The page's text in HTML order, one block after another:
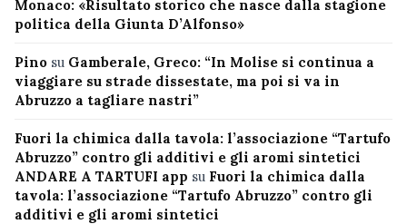
Monaco: «Risultato storico che nasce dalla stagione
politica della Giunta D’Alfonso»
Pino su Gamberale, Greco: “In Molise si continua a
viaggiare su strade dissestate, ma poi si va in
Abruzzo a tagliare nastri”
Fuori la chimica dalla tavola: l’associazione “Tartufo
Abruzzo” contro gli additivi e gli aromi sintetici
ANDARE A TARTUFI app su Fuori la chimica dalla
tavola: l’associazione “Tartufo Abruzzo” contro gli
additivi e gli aromi sintetici